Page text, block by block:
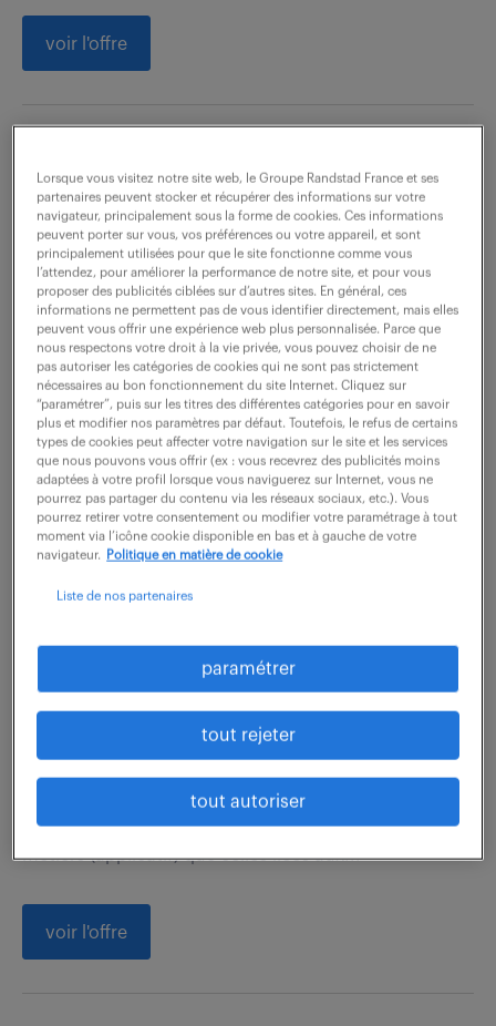
voir l'offre
6 août 2026
Toulouse (31)
CDI
48 000 - 52 000 € / an
Intégré(e) au sein du Service Informatique, vous
aurez pour mission, les tâches suivantes : Projets
communs : - Collaborer sur les projets informatiques
(SAP, kiosques et autres outils), -...
voir l'offre
Nimes (30) CDI 45 000 - 55 000 € / an
Le poste a une dimension transverse au sein de la
DSI. Vous devez être capable de comprendre aussi
bien les problématiques liées aux logiciels/outils
métiers (applicatif) que celles liées aux...
voir l'offre
Lorsque vous visitez notre site web, le Groupe Randstad France et ses
partenaires peuvent stocker et récupérer des informations sur votre
navigateur, principalement sous la forme de cookies. Ces informations
peuvent porter sur vous, vos préférences ou votre appareil, et sont
principalement utilisées pour que le site fonctionne comme vous
l’attendez, pour améliorer la performance de notre site, et pour vous
proposer des publicités ciblées sur d’autres sites. En général, ces
informations ne permettent pas de vous identifier directement, mais elles
peuvent vous offrir une expérience web plus personnalisée. Parce que
nous respectons votre droit à la vie privée, vous pouvez choisir de ne
pas autoriser les catégories de cookies qui ne sont pas strictement
nécessaires au bon fonctionnement du site Internet. Cliquez sur
“paramétrer”, puis sur les titres des différentes catégories pour en savoir
plus et modifier nos paramètres par défaut. Toutefois, le refus de certains
types de cookies peut affecter votre navigation sur le site et les services
que nous pouvons vous offrir (ex : vous recevrez des publicités moins
adaptées à votre profil lorsque vous naviguerez sur Internet, vous ne
pourrez pas partager du contenu via les réseaux sociaux, etc.). Vous
pourrez retirer votre consentement ou modifier votre paramétrage à tout
moment via l’icône cookie disponible en bas et à gauche de votre
navigateur.
Politique en matière de cookie
Liste de nos partenaires
paramétrer
tout rejeter
tout autoriser